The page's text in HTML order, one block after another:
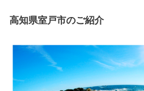
高知県室戸市のご紹介